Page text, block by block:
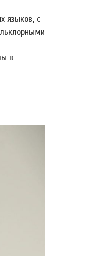
языков, с
в